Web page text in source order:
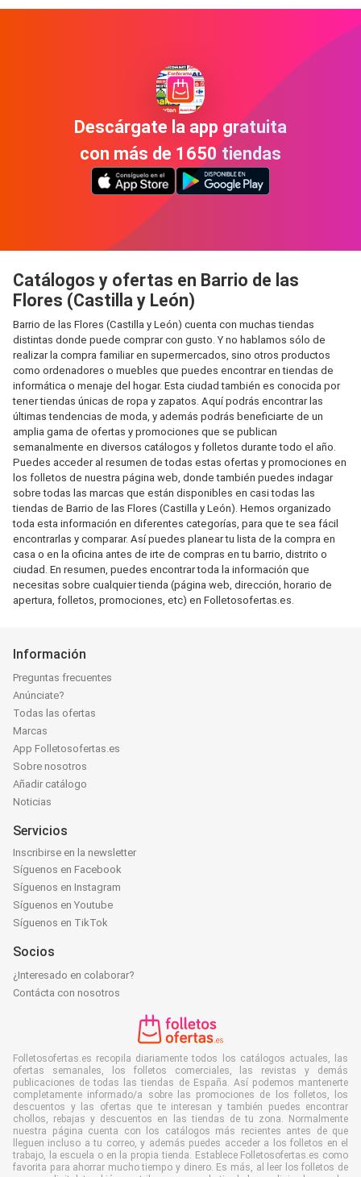
Descárgate la app gratuita
con más de 1650 tiendas
Catálogos y ofertas en Barrio de las
Flores (Castilla y León)
Barrio de las Flores (Castilla y León) cuenta con muchas tiendas
distintas donde puede comprar con gusto. Y no hablamos sólo de
realizar la compra familiar en supermercados, sino otros productos
como ordenadores o muebles que puedes encontrar en tiendas de
informática o menaje del hogar. Esta ciudad también es conocida por
tener tiendas únicas de ropa y zapatos. Aquí podrás encontrar las
últimas tendencias de moda, y además podrás beneficiarte de un
amplia gama de ofertas y promociones que se publican
semanalmente en diversos catálogos y folletos durante todo el año.
Puedes acceder al resumen de todas estas ofertas y promociones en
los folletos de nuestra página web, donde también puedes indagar
sobre todas las marcas que están disponibles en casi todas las
tiendas de Barrio de las Flores (Castilla y León). Hemos organizado
toda esta información en diferentes categorías, para que te sea fácil
encontrarlas y comparar. Así puedes planear tu lista de la compra en
casa o en la oficina antes de irte de compras en tu barrio, distrito o
ciudad. En resumen, puedes encontrar toda la información que
necesitas sobre cualquier tienda (página web, dirección, horario de
apertura, folletos, promociones, etc) en Folletosofertas.es.
Información
Preguntas frecuentes
Anúnciate?
Todas las ofertas
Marcas
App Folletosofertas.es
Sobre nosotros
Añadir catálogo
Noticias
Servicios
Inscribirse en la newsletter
Síguenos en Facebook
Síguenos en Instagram
Síguenos en Youtube
Síguenos en TikTok
Socios
¿Interesado en colaborar?
Contácta con nosotros
Folletosofertas.es recopila diariamente todos los catálogos actuales, las
ofertas semanales, los folletos comerciales, las revistas y demás
publicaciones de todas las tiendas de España. Así podemos mantenerte
completamente informado/a sobre las promociones de los folletos, los
descuentos y las ofertas que te interesan y también puedes encontrar
chollos, rebajas y descuentos en las tiendas de tu zona. Normalmente
nuestra página cuenta con los catálogos más recientes antes de que
lleguen incluso a tu correo, y además puedes acceder a los folletos en el
trabajo, la escuela o en la propia tienda. Establece Folletosofertas.es como
favorita para ahorrar mucho tiempo y dinero. Es más, al leer los folletos de